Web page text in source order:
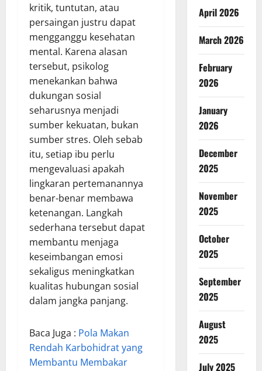
kritik, tuntutan, atau
persaingan justru dapat
mengganggu kesehatan
mental. Karena alasan
tersebut, psikolog
menekankan bahwa
dukungan sosial
seharusnya menjadi
sumber kekuatan, bukan
sumber stres. Oleh sebab
itu, setiap ibu perlu
mengevaluasi apakah
lingkaran pertemanannya
benar-benar membawa
ketenangan. Langkah
sederhana tersebut dapat
membantu menjaga
keseimbangan emosi
sekaligus meningkatkan
kualitas hubungan sosial
dalam jangka panjang.
Baca Juga : Pola Makan
Rendah Karbohidrat yang
Membantu Membakar
April 2026
March 2026
February
2026
January
2026
December
2025
November
2025
October
2025
September
2025
August
2025
July 2025